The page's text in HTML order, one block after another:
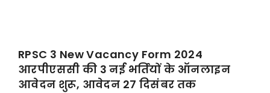
RPSC 3 New Vacancy Form 2024
आरपीएससी की 3 नई भर्तियों के ऑनलाइन
आवेदन शुरू, आवेदन 27 दिसंबर तक